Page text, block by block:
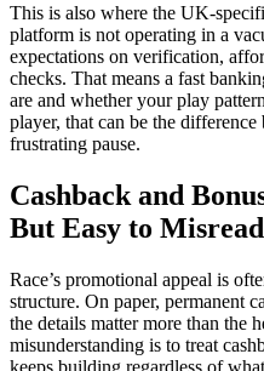
This is also where the UK-
platform is not operating in a
expectations on verification,
checks. That means a fast
are and whether your play
player, that can be the difference
frustrating pause.
Cashback and
But Easy to Misread
Race’s promotional appeal is
structure. On paper, permanent
the details matter more than the
misunderstanding is to treat
keeps building regardless of